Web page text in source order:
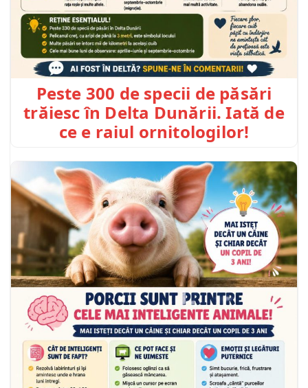
Peste 300 de specii de păsări
trăiesc în Delta Dunării. Iată de
ce e raiul ornitologilor!